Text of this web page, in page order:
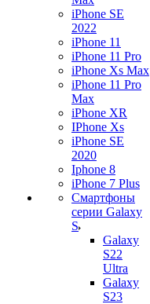
iPhone SE
2022
iPhone 11
iPhone 11 Pro
iPhone Xs Max
iPhone 11 Pro
Max
iPhone XR
IPhone Xs
iPhone SE
2020
Iphone 8
iPhone 7 Plus
Смартфоны
серии Galaxy
S
Galaxy
S22
Ultra
Galaxy
S23